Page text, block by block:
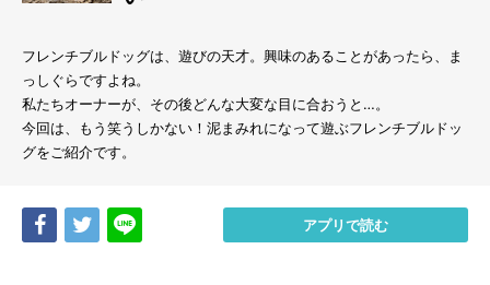
フレンチブルドッグは、遊びの天才。興味のあることがあったら、ま
っしぐらですよね。
私たちオーナーが、その後どんな大変な目に合おうと…。
今回は、もう笑うしかない！泥まみれになって遊ぶフレンチブルドッ
グをご紹介です。
Share Tweet アプリで読む